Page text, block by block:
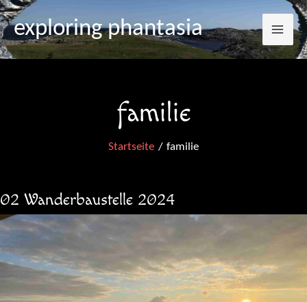
Zum
Inhalt
springen
exploring phantasia
familie
Startseite familie
02 Wanderbaustelle 2024